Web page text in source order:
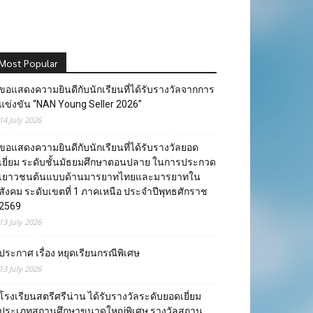
Popular
อแสดงความยินดีกับนักเรียนที่ได้รับรางวัลจากการ
ข่งขัน “NAN Young Seller 2026”
July 2026
อแสดงความยินดีกับนักเรียนที่ได้รับรางวัลยอด
ยี่ยม ระดับชั้นมัธยมศึกษาตอนปลาย ในการประกวด
ยาวชนต้นแบบด้านมารยาทไทยและมารยาทใน
งคม ระดับเขตที่ 1 ภาคเหนือ ประจำปีพุทธศักราช
July 2026
ระกาศ เรื่อง หยุดเรียนกรณีพิเศษ
July 2026
รงเรียนสตรีศรีน่าน ได้รับรางวัลระดับยอดเยี่ยม